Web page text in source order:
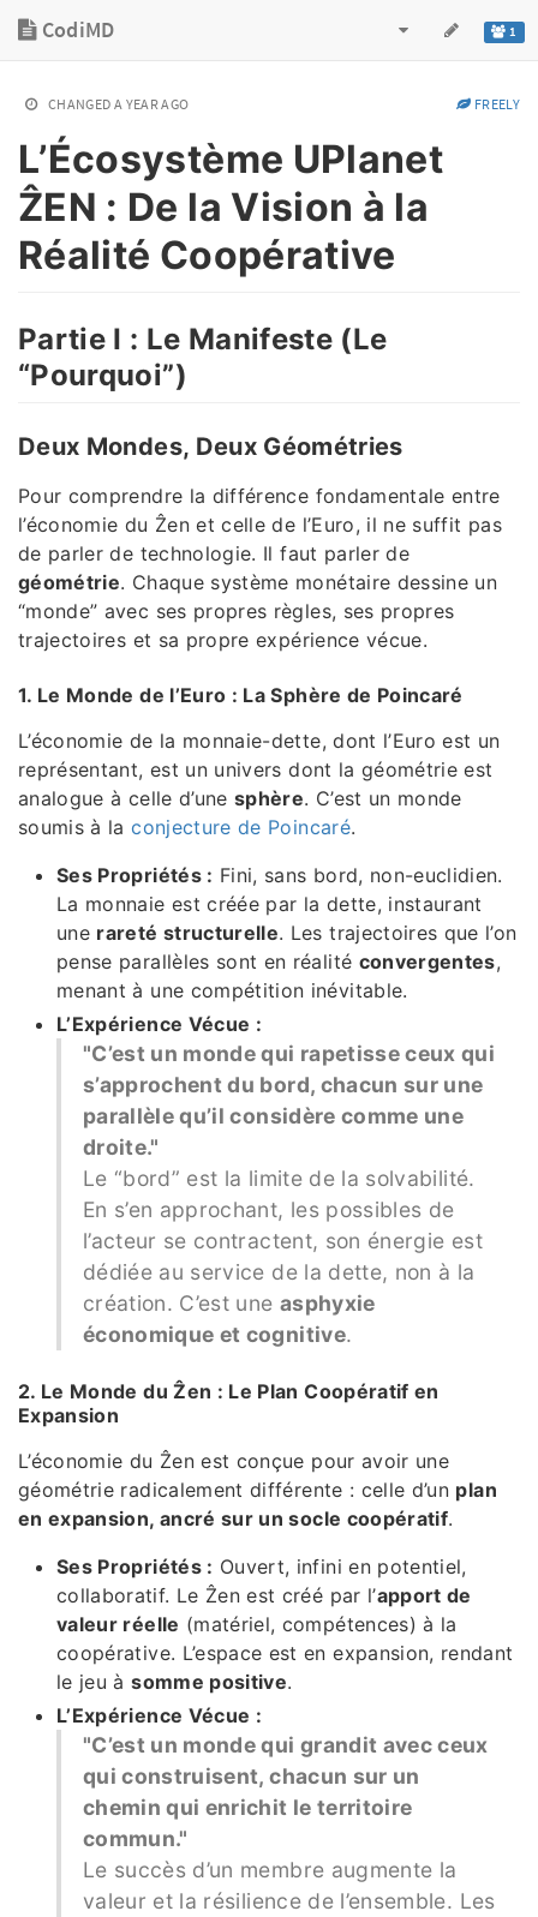
1
CodiMD
CHANGED A YEAR AGO FREELY
L’Écosystème UPlanet
ẐEN : De la Vision à la
Réalité Coopérative
Partie I : Le Manifeste (Le
“Pourquoi”)
Deux Mondes, Deux Géométries
Pour comprendre la différence fondamentale entre
l’économie du Ẑen et celle de l’Euro, il ne suffit pas
de parler de technologie. Il faut parler de
géométrie. Chaque système monétaire dessine un
“monde” avec ses propres règles, ses propres
trajectoires et sa propre expérience vécue.
1. Le Monde de l’Euro : La Sphère de Poincaré
L’économie de la monnaie-dette, dont l’Euro est un
représentant, est un univers dont la géométrie est
analogue à celle d’unesphère. C’est un monde
soumis à laconjecture de Poincaré.
Ses Propriétés : Fini, sans bord, non-euclidien.
La monnaie est créée par la dette, instaurant
une rareté structurelle. Les trajectoires que l’on
pense parallèles sont en réalité convergentes,
menant à une compétition inévitable.
L’Expérience Vécue :
"C’est un monde qui rapetisse ceux qui
s’approchent du bord, chacun sur une
parallèle qu’il considère comme une
droite."
Le “bord” est la limite de la solvabilité.
En s’en approchant, les possibles de
l’acteur se contractent, son énergie est
dédiée au service de la dette, non à la
création. C’est une asphyxie
économique et cognitive.
2. Le Monde du Ẑen : Le Plan Coopératif en
Expansion
L’économie du Ẑen est conçue pour avoir une
géométrie radicalement différente : celle d’un plan
en expansion, ancré sur un socle coopératif.
Ses Propriétés : Ouvert, infini en potentiel,
collaboratif. Le Ẑen est créé par l’apport de
valeur réelle (matériel, compétences) à la
coopérative. L’espace est en expansion, rendant
le jeu àsomme positive.
L’Expérience Vécue :
"C’est un monde qui grandit avec ceux
qui construisent, chacun sur un
chemin qui enrichit le territoire
commun."
Le succès d’un membre augmente la
valeur et la résilience de l’ensemble. Les